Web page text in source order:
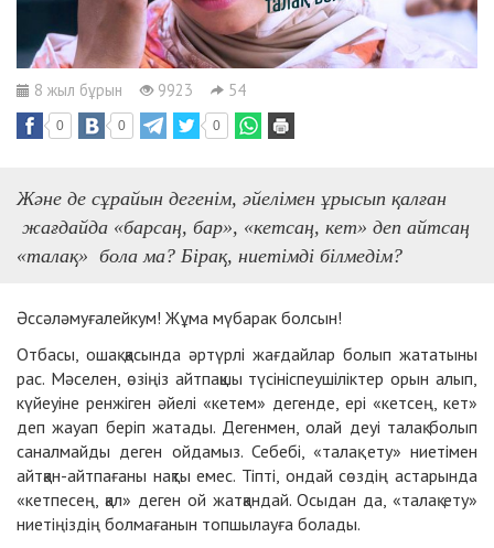
8 жыл бұрын 9923 54
0 0 0
Және де сұрайын дегенім, әйелімен ұрысып қалған
жағдайда «барсаң, бар», «кетсаң, кет» деп айтсаң
«талақ» бола ма? Бірақ, ниетімді білмедім?
Әссәләмуғалейкум! Жұма мүбарак болсын!
Отбасы, ошақ қасында әртүрлі жағдайлар болып жататыны
рас. Мәселен, өзіңіз айтпақшы түсініспеушіліктер орын алып,
күйеуіне ренжіген әйелі «кетем» дегенде, ері «кетсең, кет»
деп жауап беріп жатады. Дегенмен, олай деуі талақ болып
саналмайды деген ойдамыз. Себебі, «талақ ету» ниетімен
айтқан-айтпағаны нақты емес. Тіпті, ондай сөздің астарында
«кетпесең, қал» деген ой жатқандай. Осыдан да, «талақ ету»
ниетіңіздің болмағанын топшылауға болады.